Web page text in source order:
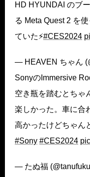
HD HYUNDAI のブ
る Meta Quest 2 を
ていた⚡️#CES2024
— HEAVEN ちゃん
SonyのImmersive
空き瓶を踏むとちゃ
楽しかった。車に合
高かったけどちゃん
#Sony #CES2024
— たぬ福